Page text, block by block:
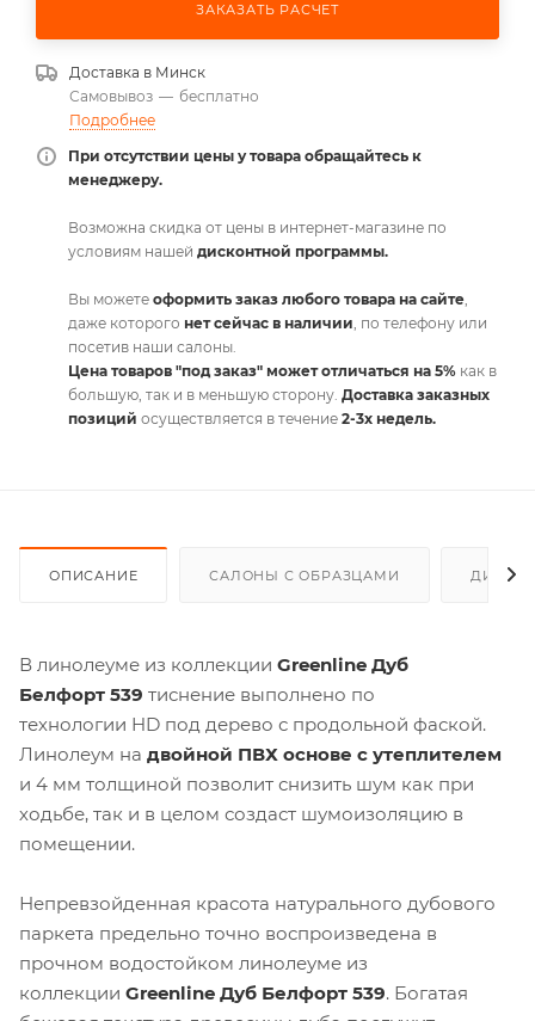
ЗАКАЗАТЬ РАСЧЕТ
Доставка в Минск
Самовывоз — бесплатно
Подробнее
При отсутствии цены у товара обращайтесь к
менеджеру.
Возможна скидка от цены в интернет-магазине по
условиям нашей дисконтной программы.
Вы можете оформить заказ любого товара на сайте,
даже которого нет сейчас в наличии, по телефону или
посетив наши салоны.
Цена товаров "под заказ" может отличаться на 5% как в
большую, так и в меньшую сторону. Доставка заказных
позиций осуществляется в течение 2-3х недель.
ОПИСАНИЕ САЛОНЫ С ОБРАЗЦАМИ
В линолеуме из коллекции Greenline Дуб
Белфорт 539 тиснение выполнено по
технологии HD под дерево с продольной фаской.
Линолеум на двойной ПВХ основе с утеплителем
и 4 мм толщиной позволит снизить шум как при
ходьбе, так и в целом создаст шумоизоляцию в
помещении.
Непревзойденная красота натурального дубового
паркета предельно точно воспроизведена в
прочном водостойком линолеуме из
коллекции Greenline Дуб Белфорт 539. Богатая